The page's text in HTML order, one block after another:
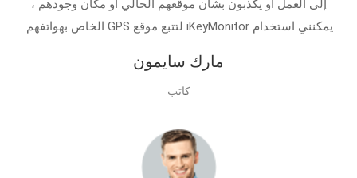
إلى العمل أو يكذبون بشأن موقعهم الحالي أو مكان وجودهم ،
يمكنني استخدام iKeyMonitor لتتبع موقع GPS الخاص بهواتفهم.
مارك سايمون
كاتب